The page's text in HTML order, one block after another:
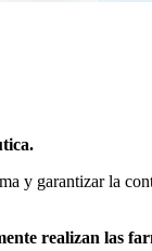
y garantizar la
realizan las